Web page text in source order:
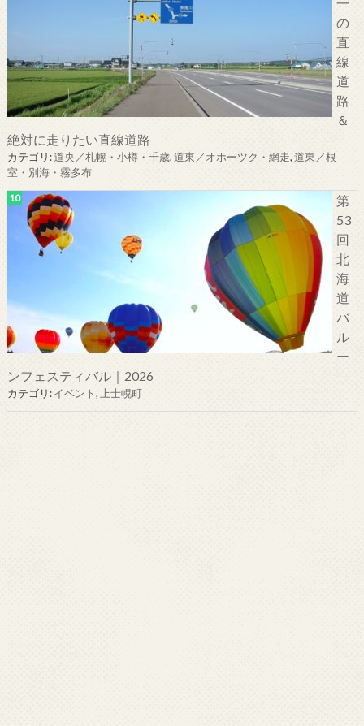
の
直
線
道
路
＆
絶対に走りたい直線道路
カテゴリ:道央／札幌・小樽・千歳,道東／オホーツク・網走,道東／根
室・別海・霧多布
第
53
回
北
海
道
バ
ル
ー
ンフェスティバル｜2026
カテゴリ:イベント, 上士幌町